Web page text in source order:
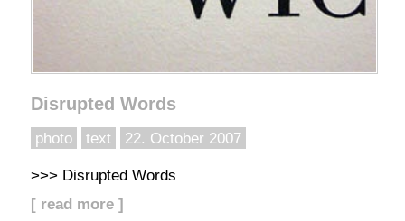
Disrupted Words
photo text 22. October 2007
>>> Disrupted Words
[ read more ]